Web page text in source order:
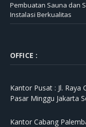
Pembuatan Sauna dan
Instalasi Berkualitas
OFFICE :
Kantor Pusat : Jl. Raya
Pasar Minggu Jakarta
Kantor Cabang